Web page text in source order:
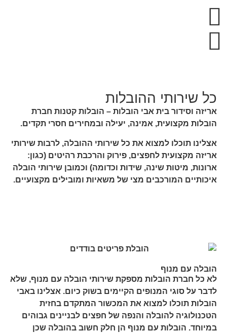
כל שירותי ההובלות
אריזה וסידור בית אבי הובלות – הובלות קטנות חברת
הובלות מקצועית, אמינה, יעילה ובמחירים חסרי תקדים.
אצלינו תוכלו למצוא את כל שירותי ההובלה, לרבות שירותי
אריזה מקצועית לחפצים, פירוק והרכבת רהיטים (כגון:
ארונות, מיטות שינה, שידות וכדומה) וכמובן שירותי הובלה
איכותיים המורכבים מצי של משאיות ומובילים מקצועיים.
הובלה עם מנוף
לא כל חברת הובלות מספקת שירותי הובלה עם מנוף, שלא
לדבר על סוגי המנופים הקיימים בשוק כיום. אצלינו באבי
הובלות תוכלו למצוא את המכשור המתקדם בחזית
הטכנולוגיה להובלה והנפה של חפצים לבניינים גבוהים
במיוחד. הובלות עם מנוף הן חלק חשוב בהובלה שכן